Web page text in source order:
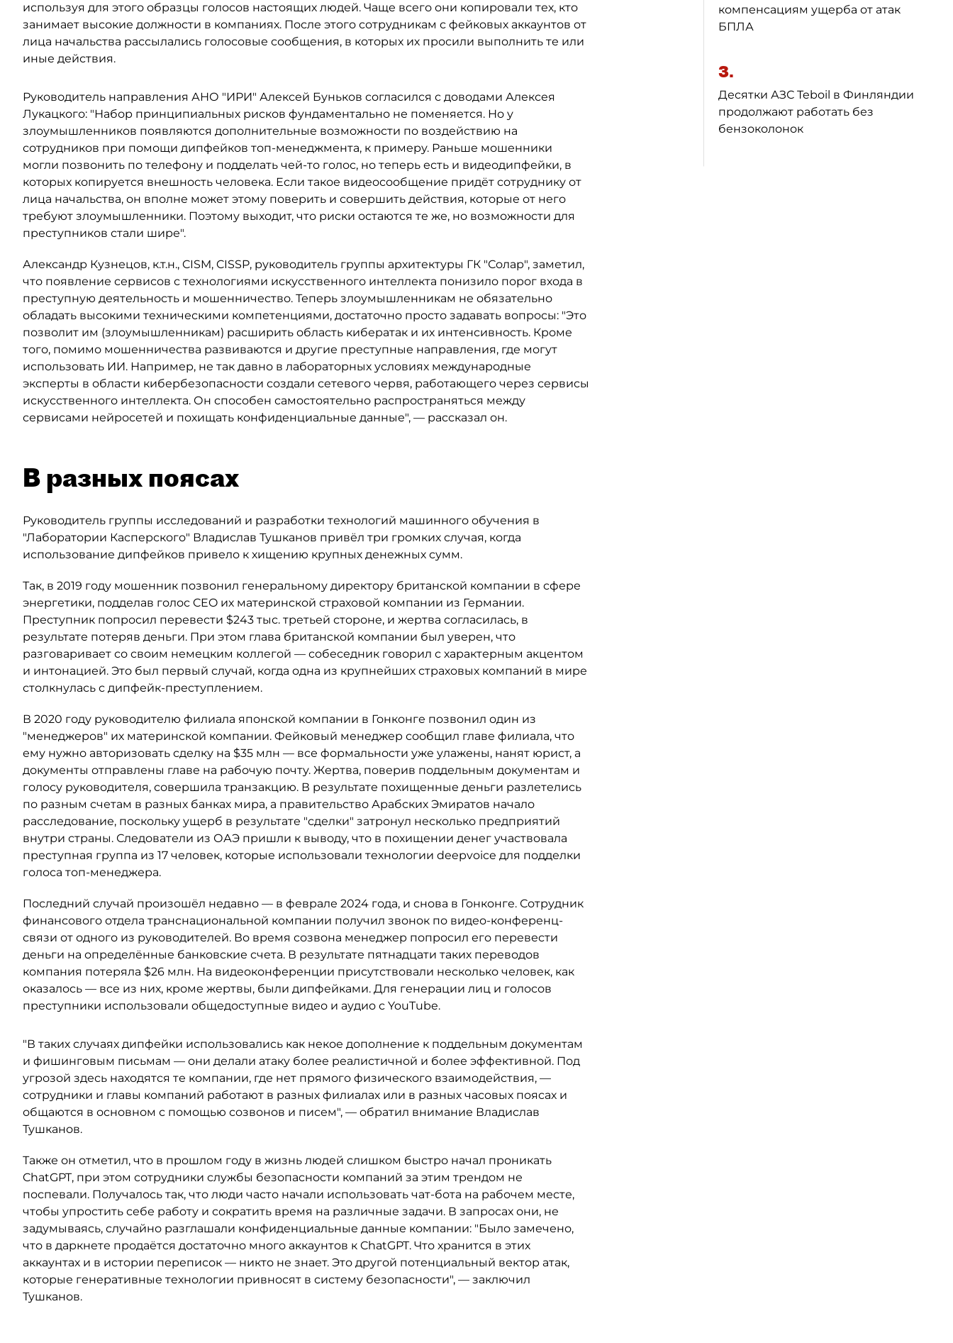
используя для этого образцы голосов настоящих людей. Чаще всего они копировали тех, кто
занимает высокие должности в компаниях. После этого сотрудникам с фейковых аккаунтов от
лица начальства рассылались голосовые сообщения, в которых их просили выполнить те или
иные действия.
Руководитель направления АНО "ИРИ" Алексей Буньков согласился с доводами Алексея
Лукацкого: "Набор принципиальных рисков фундаментально не поменяется. Но у
злоумышленников появляются дополнительные возможности по воздействию на
сотрудников при помощи дипфейков топ-менеджмента, к примеру. Раньше мошенники
могли позвонить по телефону и подделать чей-то голос, но теперь есть и видеодипфейки, в
которых копируется внешность человека. Если такое видеосообщение придёт сотруднику от
лица начальства, он вполне может этому поверить и совершить действия, которые от него
требуют злоумышленники. Поэтому выходит, что риски остаются те же, но возможности для
преступников стали шире".
Александр Кузнецов, к.т.н., CISM, CISSP, руководитель группы архитектуры ГК "Солар", заметил,
что появление сервисов с технологиями искусственного интеллекта понизило порог входа в
преступную деятельность и мошенничество. Теперь злоумышленникам не обязательно
обладать высокими техническими компетенциями, достаточно просто задавать вопросы: "Это
позволит им (злоумышленникам) расширить область кибератак и их интенсивность. Кроме
того, помимо мошенничества развиваются и другие преступные направления, где могут
использовать ИИ. Например, не так давно в лабораторных условиях международные
эксперты в области кибербезопасности создали сетевого червя, работающего через сервисы
искусственного интеллекта. Он способен самостоятельно распространяться между
сервисами нейросетей и похищать конфиденциальные данные", — рассказал он.
В разных поясах
Руководитель группы исследований и разработки технологий машинного обучения в
"Лаборатории Касперского" Владислав Тушканов привёл три громких случая, когда
использование дипфейков привело к хищению крупных денежных сумм.
Так, в 2019 году мошенник позвонил генеральному директору британской компании в сфере
энергетики, подделав голос CEO их материнской страховой компании из Германии.
Преступник попросил перевести $243 тыс. третьей стороне, и жертва согласилась, в
результате потеряв деньги. При этом глава британской компании был уверен, что
разговаривает со своим немецким коллегой — собеседник говорил с характерным акцентом
и интонацией. Это был первый случай, когда одна из крупнейших страховых компаний в мире
столкнулась с дипфейк-преступлением.
В 2020 году руководителю филиала японской компании в Гонконге позвонил один из
"менеджеров" их материнской компании. Фейковый менеджер сообщил главе филиала, что
ему нужно авторизовать сделку на $35 млн — все формальности уже улажены, нанят юрист, а
документы отправлены главе на рабочую почту. Жертва, поверив поддельным документам и
голосу руководителя, совершила транзакцию. В результате похищенные деньги разлетелись
по разным счетам в разных банках мира, а правительство Арабских Эмиратов начало
расследование, поскольку ущерб в результате "сделки" затронул несколько предприятий
внутри страны. Следователи из ОАЭ пришли к выводу, что в похищении денег участвовала
преступная группа из 17 человек, которые использовали технологии deepvoice для подделки
голоса топ-менеджера.
Последний случай произошёл недавно — в феврале 2024 года, и снова в Гонконге. Сотрудник
финансового отдела транснациональной компании получил звонок по видео-конференц-
связи от одного из руководителей. Во время созвона менеджер попросил его перевести
деньги на определённые банковские счета. В результате пятнадцати таких переводов
компания потеряла $26 млн. На видеоконференции присутствовали несколько человек, как
оказалось — все из них, кроме жертвы, были дипфейками. Для генерации лиц и голосов
преступники использовали общедоступные видео и аудио с YouTube.
"В таких случаях дипфейки использовались как некое дополнение к поддельным документам
и фишинговым письмам — они делали атаку более реалистичной и более эффективной. Под
угрозой здесь находятся те компании, где нет прямого физического взаимодействия, —
сотрудники и главы компаний работают в разных филиалах или в разных часовых поясах и
общаются в основном с помощью созвонов и писем", — обратил внимание Владислав
Тушканов.
Также он отметил, что в прошлом году в жизнь людей слишком быстро начал проникать
ChatGPT, при этом сотрудники службы безопасности компаний за этим трендом не
поспевали. Получалось так, что люди часто начали использовать чат-бота на рабочем месте,
чтобы упростить себе работу и сократить время на различные задачи. В запросах они, не
задумываясь, случайно разглашали конфиденциальные данные компании: "Было замечено,
что в даркнете продаётся достаточно много аккаунтов к ChatGPT. Что хранится в этих
аккаунтах и в истории переписок — никто не знает. Это другой потенциальный вектор атак,
которые генеративные технологии привносят в систему безопасности", — заключил
Тушканов.
компенсациям ущерба от атак
БПЛА
3.
Десятки АЗС Teboil в Финляндии
продолжают работать без
бензоколонок